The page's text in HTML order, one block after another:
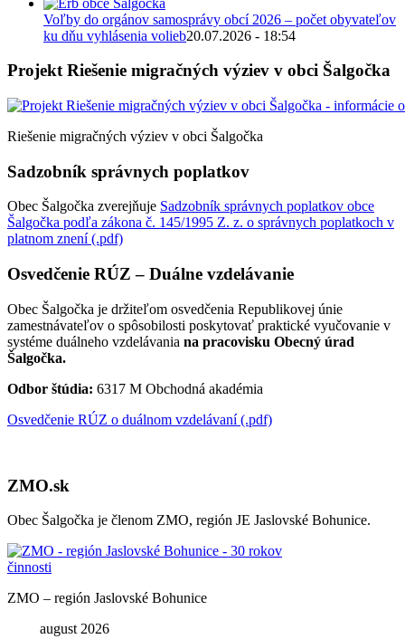
Voľby do orgánov samosprávy obcí 2026 – počet obyvateľov
ku dňu vyhlásenia volieb20.07.2026 - 18:54
Projekt Riešenie migračných výziev v obci Šalgočka
Riešenie migračných výziev v obci Šalgočka
Sadzobník správnych poplatkov
Obec Šalgočka zverejňuje Sadzobník správnych poplatkov obce
Šalgočka podľa zákona č. 145/1995 Z. z. o správnych poplatkoch v
platnom znení (.pdf)
Osvedčenie RÚZ – Duálne vzdelávanie
Obec Šalgočka je držiteľom osvedčenia Republikovej únie
zamestnávateľov o spôsobilosti poskytovať praktické vyučovanie v
systéme duálneho vzdelávania na pracovisku Obecný úrad
Šalgočka.
Odbor štúdia: 6317 M Obchodná akadémia
Osvedčenie RÚZ o duálnom vzdelávaní (.pdf)
ZMO.sk
Obec Šalgočka je členom ZMO, región JE Jaslovské Bohunice.
ZMO – región Jaslovské Bohunice
august 2026